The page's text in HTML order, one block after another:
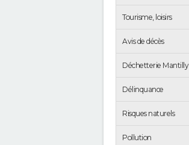
Tourisme, loisirs
Avis de décès
Déchetterie Mantilly
Délinquance
Risques naturels
Pollution